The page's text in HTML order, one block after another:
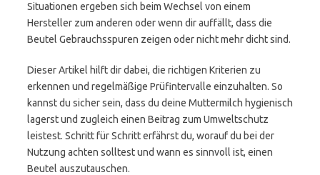
Situationen ergeben sich beim Wechsel von einem
Hersteller zum anderen oder wenn dir auffällt, dass die
Beutel Gebrauchsspuren zeigen oder nicht mehr dicht sind.
Dieser Artikel hilft dir dabei, die richtigen Kriterien zu
erkennen und regelmäßige Prüfintervalle einzuhalten. So
kannst du sicher sein, dass du deine Muttermilch hygienisch
lagerst und zugleich einen Beitrag zum Umweltschutz
leistest. Schritt für Schritt erfährst du, worauf du bei der
Nutzung achten solltest und wann es sinnvoll ist, einen
Beutel auszutauschen.